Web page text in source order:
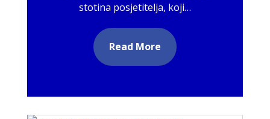
stotina posjetitelja, koji…
Read More